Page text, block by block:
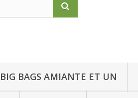
BIG BAGS AMIANTE ET UN